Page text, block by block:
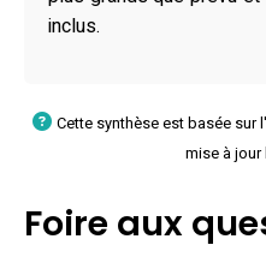
inclus.
Cette synthèse est basée sur
mise à jour
Foire aux